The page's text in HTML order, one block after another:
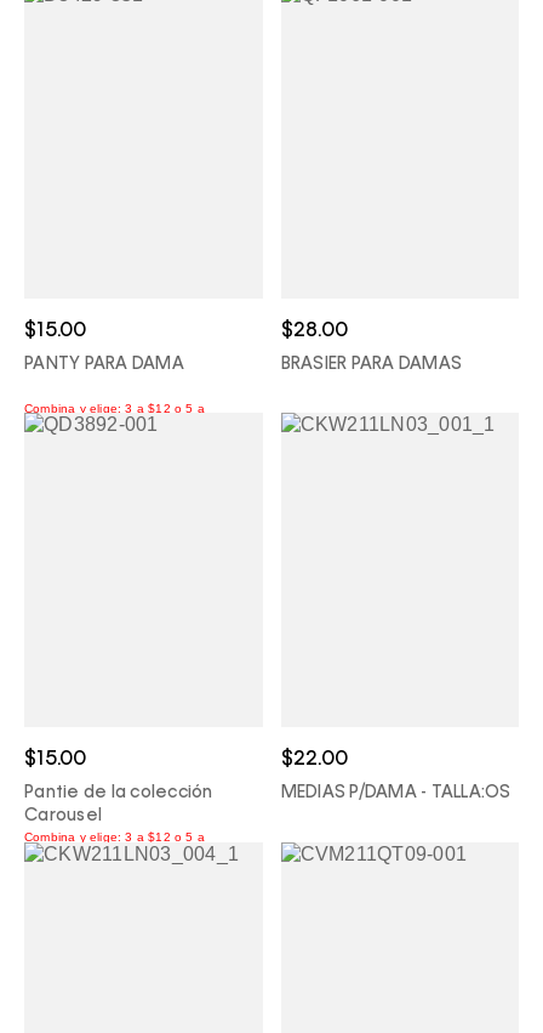
$15.00
PANTY PARA DAMA
$28.00
BRASIER PARA DAMAS
$15.00
Pantie de la colección
Carousel
$22.00
MEDIAS P/DAMA - TALLA:OS